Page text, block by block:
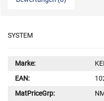
SYSTEM
Marke:
EAN:
MatPriceGrp: